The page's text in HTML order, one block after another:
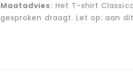
Maatadvies : Het T-shirt
gesproken draagt. Let op: aan